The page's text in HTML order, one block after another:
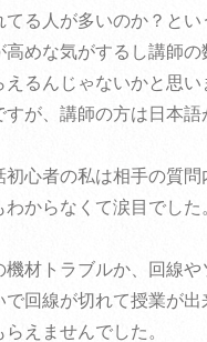
てる人が多いのか？と
高めな気がするし講師
えるんじゃないかと思
すが、講師の方は日本語
初心者の私は相手の質
わからなくて涙目でした
機材トラブルか、回線
で回線が切れて授業が
らえませんでした。